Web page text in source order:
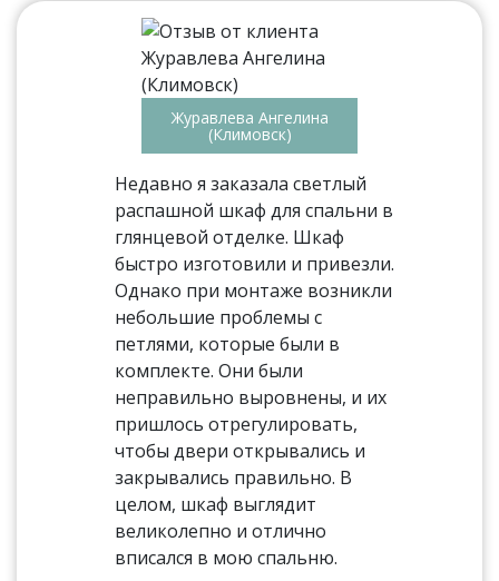
Журавлева Ангелина
(Климовск)
Недавно я заказала светлый
распашной шкаф для спальни в
глянцевой отделке. Шкаф
быстро изготовили и привезли.
Однако при монтаже возникли
небольшие проблемы с
петлями, которые были в
комплекте. Они были
неправильно выровнены, и их
пришлось отрегулировать,
чтобы двери открывались и
закрывались правильно. В
целом, шкаф выглядит
великолепно и отлично
вписался в мою спальню.